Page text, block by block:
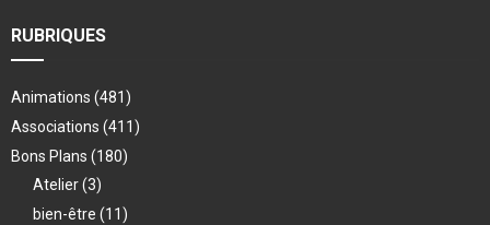
RUBRIQUES
Animations (481)
Associations (411)
Bons Plans (180)
Atelier(3)
bien-être (11)